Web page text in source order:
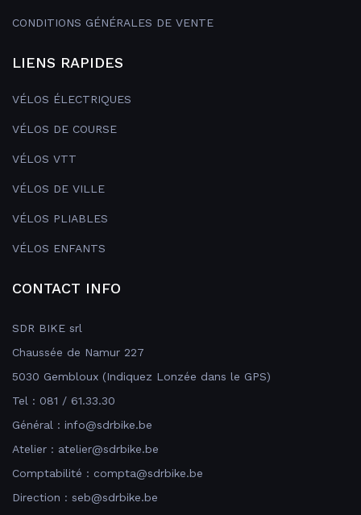
CONDITIONS GÉNÉRALES DE VENTE
LIENS RAPIDES
VÉLOS ÉLECTRIQUES
VÉLOS DE COURSE
VÉLOS VTT
VÉLOS DE VILLE
VÉLOS PLIABLES
VÉLOS ENFANTS
CONTACT INFO
SDR BIKE srl
Chaussée de Namur 227
5030 Gembloux (Indiquez Lonzée dans le GPS)
Tel : 081 / 61.33.30
Général : info@sdrbike.be
Atelier : atelier@sdrbike.be
Comptabilité : compta@sdrbike.be
Direction : seb@sdrbike.be